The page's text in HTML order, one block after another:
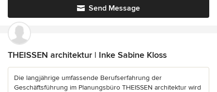
Send Message
THEISSEN architektur | Inke Sabine Kloss
Die langjährige umfassende Berufserfahrung der
Geschäftsführung im Planungsbüro THEISSEN architektur wird